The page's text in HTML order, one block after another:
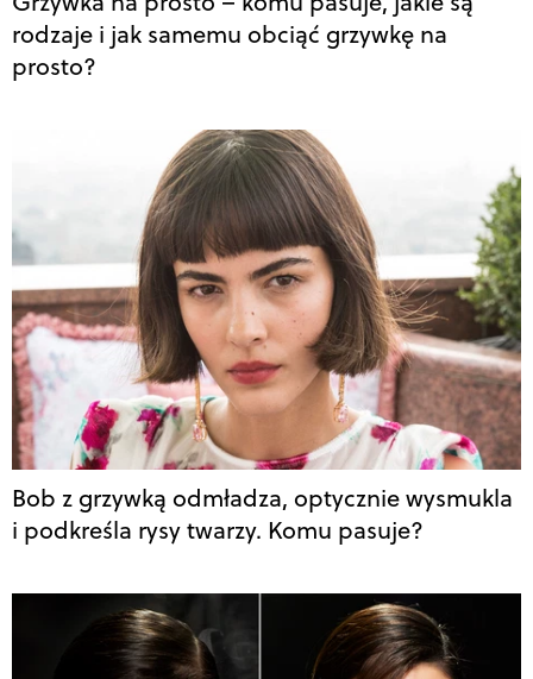
rodzaje i jak samemu obciąć grzywkę na
prosto?
Bob z grzywką odmładza, optycznie wysmukla
i podkreśla rysy twarzy. Komu pasuje?